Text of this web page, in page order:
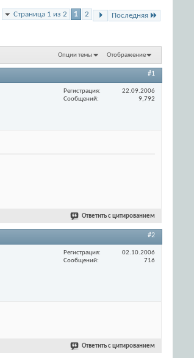
Страница 1 из 2 1 2 Последняя
Опции темы Отображение
#1
Регистрация
22.09.2006
Сообщений
9,792
Ответить с цитированием
#2
Регистрация
02.10.2006
Сообщений
716
Ответить с цитированием